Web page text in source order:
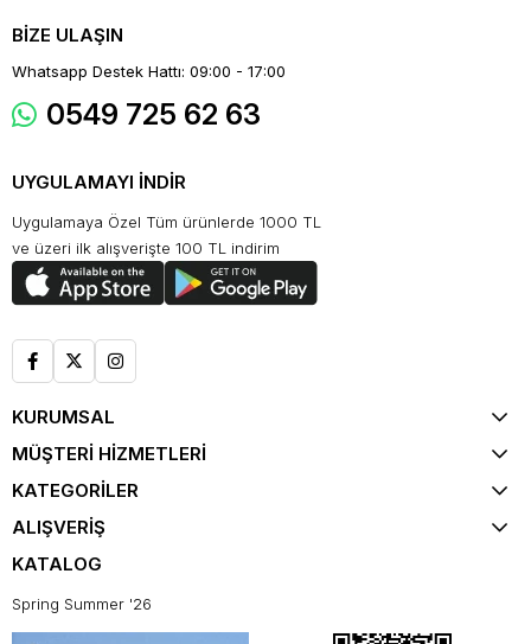
BİZE ULAŞIN
Whatsapp Destek Hattı: 09:00 - 17:00
0549 725 62 63
UYGULAMAYI İNDİR
Uygulamaya Özel Tüm ürünlerde 1000 TL
ve üzeri ilk alışverişte 100 TL indirim
KURUMSAL
MÜŞTERİ HİZMETLERİ
KATEGORİLER
ALIŞVERİŞ
KATALOG
Spring Summer '26